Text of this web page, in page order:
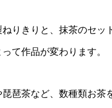
りきりと、抹茶のセッ
て作品が変わります。
琶茶など、数種類お茶